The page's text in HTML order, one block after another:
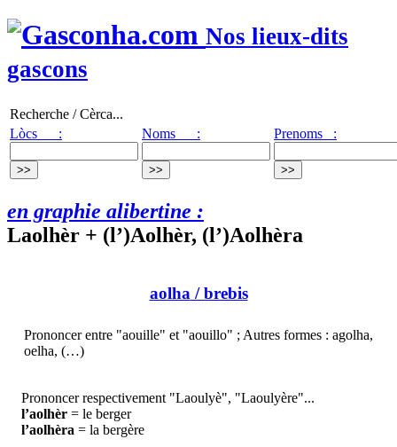
Nos lieux-dits
gascons
Recherche / Cèrca...
Lòcs :
Noms : Prenoms :
en graphie alibertine :
Laolhèr + (l’)Aolhèr, (l’)Aolhèra
aolha/ brebis
Prononcer entre "aouille" et "aouillo" ; Autres formes : agolha,
oelha, (…)
Prononcer respectivement "Laoulyè", "Laoulyère"...
l’aolhèr = le berger
l’aolhèra = la bergère